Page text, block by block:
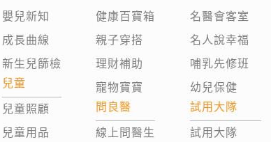
嬰兒新知
成長曲線
新生兒篩檢
兒童
兒童照顧
兒童用品
健康百寶箱
親子穿搭
理財補助
寵物寶寶
問良醫
線上問醫生
名醫會客室
名人說幸福
哺乳先修班
幼兒保健
試用大隊
試用大隊